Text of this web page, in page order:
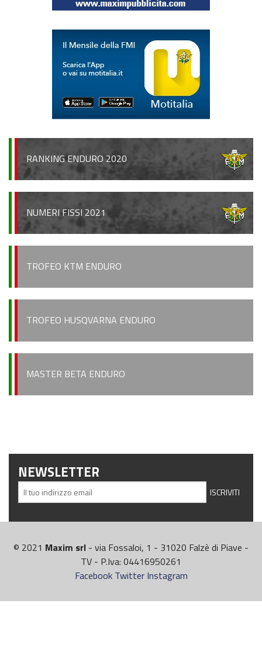
Challenge Husqvarna Under23/Senior Enduro
Talenti Azzurri FMI
Europeo Enduro
Regionale Enduro
Albo d’oro
Informazioni e comunicati
Recensioni e test
Informazioni e comunicati
Notizie sportive
Recensioni e test
Contatti
RANKING ENDURO 2020
NUMERI FISSI 2021
TROFEO KTM ENDURO
TROFEO HUSQVARNA ENDURO
MASTER BETA ENDURO
NEWSLETTER
© 2021 Maxim srl - via Fossaloi, 1 - 31020 Falzè di Piave -
TV - P.Iva: 04416950261
Facebook Twitter Instagram